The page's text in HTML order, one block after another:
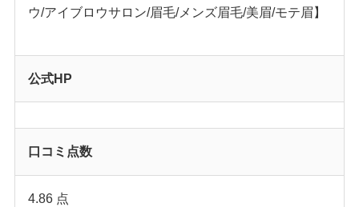
ウ/アイブロウサロン/眉毛/メンズ眉毛/美眉/モテ眉】
公式HP
口コミ点数
4.86 点